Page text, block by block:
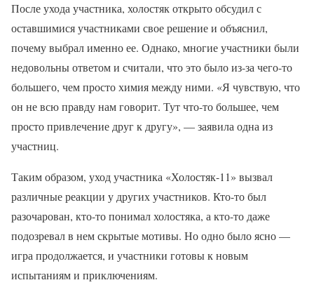
После ухода участника, холостяк открыто обсудил с
оставшимися участниками свое решение и объяснил,
почему выбрал именно ее. Однако, многие участники были
недовольны ответом и считали, что это было из-за чего-то
большего, чем просто химия между ними. «Я чувствую, что
он не всю правду нам говорит. Тут что-то большее, чем
просто привлечение друг к другу», — заявила одна из
участниц.
Таким образом, уход участника «Холостяк-11» вызвал
различные реакции у других участников. Кто-то был
разочарован, кто-то понимал холостяка, а кто-то даже
подозревал в нем скрытые мотивы. Но одно было ясно —
игра продолжается, и участники готовы к новым
испытаниям и приключениям.